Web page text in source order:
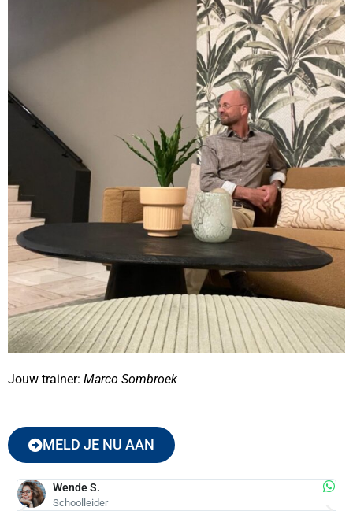
Jouw trainer: Marco Sombroek
MELD JE NU AAN
Wende S.
Schoolleider